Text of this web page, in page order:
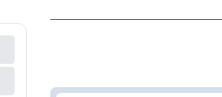
찾아오시는 길